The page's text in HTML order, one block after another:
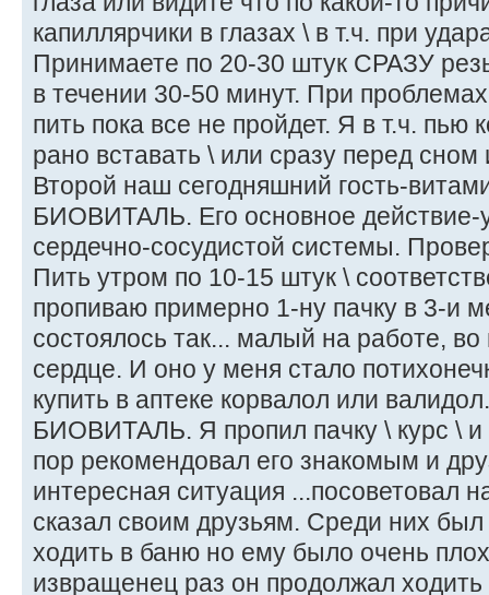
капиллярчики в глазах \ в т.ч. при
Принимаете по 20-30 штук СРАЗУ
в течении 30-50 минут. При
пить пока все не пройдет. Я в т.ч. пью
рано вставать \ или сразу перед сном
Второй наш сегодняшний гость-
БИОВИТАЛЬ. Его основное
сердечно-сосудистой системы.
Пить утром по 10-15 штук \
пропиваю примерно 1-ну пачку в 3-и
состоялось так... малый на работе,
сердце. И оно у меня стало
купить в аптеке корвалол или
БИОВИТАЛЬ. Я пропил пачку \ курс \
пор рекомендовал его знакомым и
интересная ситуация ...посоветовал
сказал своим друзьям. Среди них
ходить в баню но ему было очень
извращенец раз он продолжал